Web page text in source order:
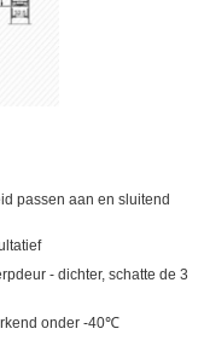
passen aan en sluitend
- dichter, schatte de 3
onder -40℃